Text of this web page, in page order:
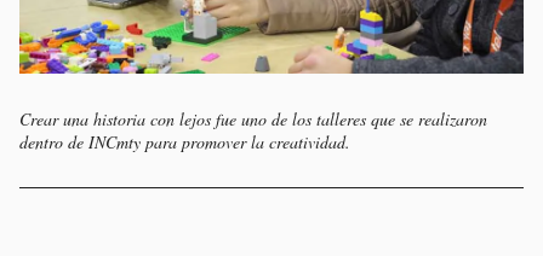
Crear una historia con lejos fue uno de los talleres que se realizaron
dentro de INCmty para promover la creatividad.